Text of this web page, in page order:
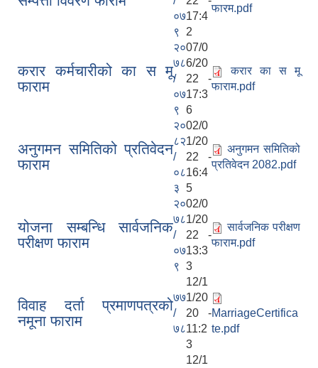
०७
९
17:4
2
फारम.pdf
करार कर्मचारीको का स मू
फाराम
२०
७८
/
०७
९
07/0
6/20
22 -
17:3
6
करार का स मू
फाराम.pdf
अनुगमन समितिको प्रतिवेदन
फाराम
२०
८२
/
०८
३
02/0
1/20
22 -
16:4
5
अनुगमन समितिको
प्रतिवेदन 2082.pdf
योजना सम्बन्धि सार्वजनिक
परीक्षण फाराम
२०
७८
/
०७
९
02/0
1/20
22 -
13:3
3
सार्वजनिक परीक्षण
फाराम.pdf
विवाह दर्ता प्रमाणपत्रको
नमूना फाराम
७७
/
७८
12/1
1/20
20 -
11:2
3
MarriageCertifica
te.pdf
12/1